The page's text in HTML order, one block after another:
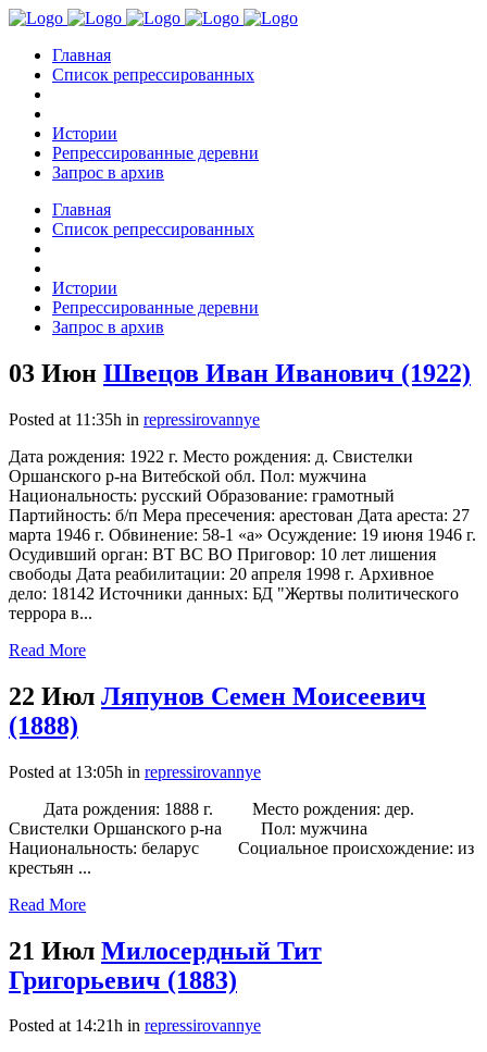
Главная
Список репрессированных
Истории
Репрессированные деревни
Запрос в архив
Главная
Список репрессированных
Истории
Репрессированные деревни
Запрос в архив
03 Июн Швецов Иван Иванович (1922)
Posted at 11:35h in repressirovannye
Дата рождения: 1922 г. Место рождения: д. Свистелки
Оршанского р-на Витебской обл. Пол: мужчина
Национальность: русский Образование: грамотный
Партийность: б/п Мера пресечения: арестован Дата ареста: 27
марта 1946 г. Обвинение: 58-1 «а» Осуждение: 19 июня 1946 г.
Осудивший орган: ВТ ВС ВО Приговор: 10 лет лишения
свободы Дата реабилитации: 20 апреля 1998 г. Архивное
дело: 18142 Источники данных: БД "Жертвы политического
террора в...
Read More
22 Июл Ляпунов Семен Моисеевич
(1888)
Posted at 13:05h in repressirovannye
Дата рождения: 1888 г. Место рождения: дер.
Свистелки Оршанского р-на Пол: мужчина
Национальность: беларус Социальное происхождение: из
крестьян ...
Read More
21 Июл Милосердный Тит
Григорьевич (1883)
Posted at 14:21h in repressirovannye